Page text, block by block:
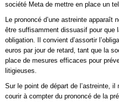
société Meta de mettre en place un
Le prononcé d’une astreinte apparaît
être suffisamment dissuasif pour que
obligation. Il convient d’assortir
euros par jour de retard, tant que la
place de mesures efficaces pour
litigieuses.
Sur le point de départ de l’astreinte, il
courir à compter du prononcé de la